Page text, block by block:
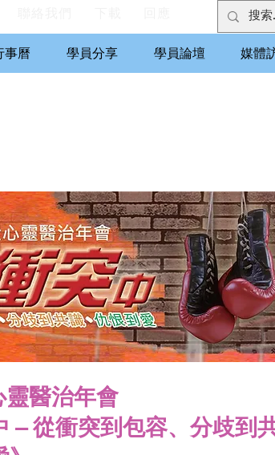
事曆 學員分享 學員論壇 媒體
靈醫治年會
— 從衝突到包容、分歧到